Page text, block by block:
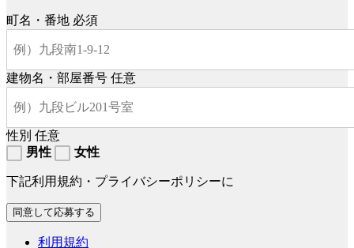
町名・番地 必須
建物名・部屋番号 任意
性別 任意
男性
女性
下記利用規約・プライバシーポリシーに
利用規約